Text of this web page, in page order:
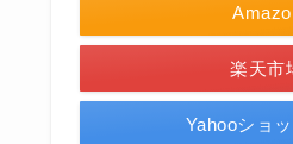
楽天市
Yahooショ